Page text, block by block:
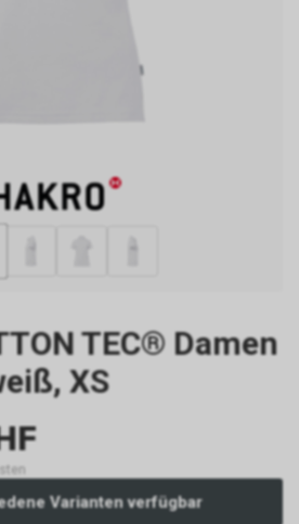
TEC® Damen
XS
Varianten verfügbar